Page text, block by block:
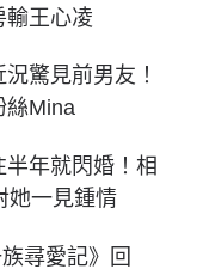
輸王心凌
驚見前男友！
絲Mina
年就閃婚！相
一見鍾情
尋愛記》回